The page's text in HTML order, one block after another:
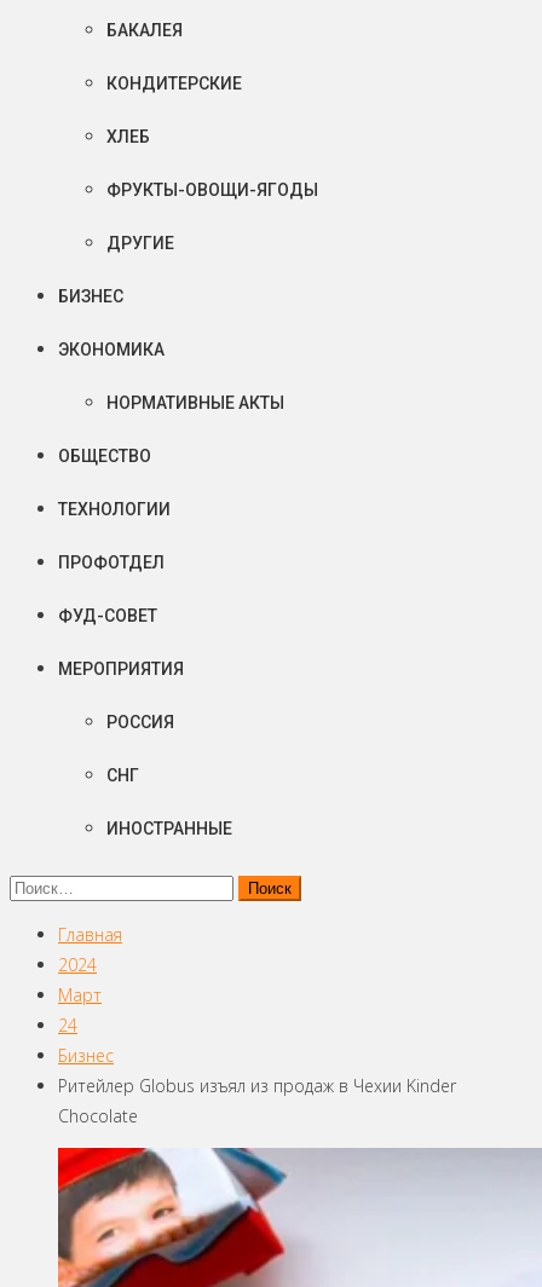
БАКАЛЕЯ
КОНДИТЕРСКИЕ
ХЛЕБ
ФРУКТЫ-ОВОЩИ-ЯГОДЫ
ДРУГИЕ
БИЗНЕС
ЭКОНОМИКА
НОРМАТИВНЫЕ АКТЫ
ОБЩЕСТВО
ТЕХНОЛОГИИ
ПРОФОТДЕЛ
ФУД-СОВЕТ
МЕРОПРИЯТИЯ
РОССИЯ
СНГ
ИНОСТРАННЫЕ
Найти:
Главная
2024
Март
24
Бизнес
Ритейлер Globus изъял из продаж в Чехии Kinder
Chocolate